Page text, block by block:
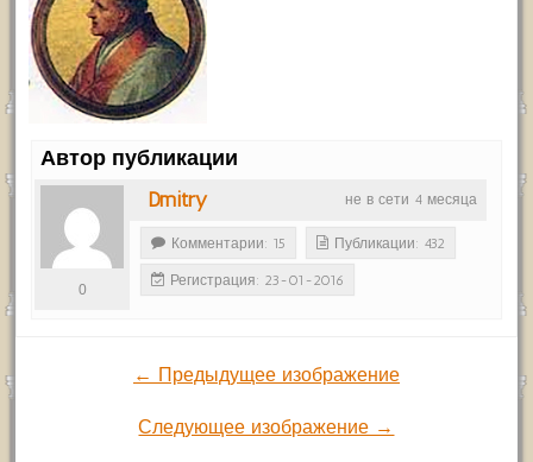
Автор публикации
не в сети 4 месяца
Dmitry
0
Комментарии: 15 Публикации: 432
Регистрация: 23-01-2016
← Предыдущее изображение
Следующее изображение →